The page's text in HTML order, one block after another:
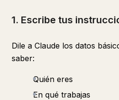
1. Escribe tus
Dile a Claude los datos
saber:
Quién eres
En qué trabajas